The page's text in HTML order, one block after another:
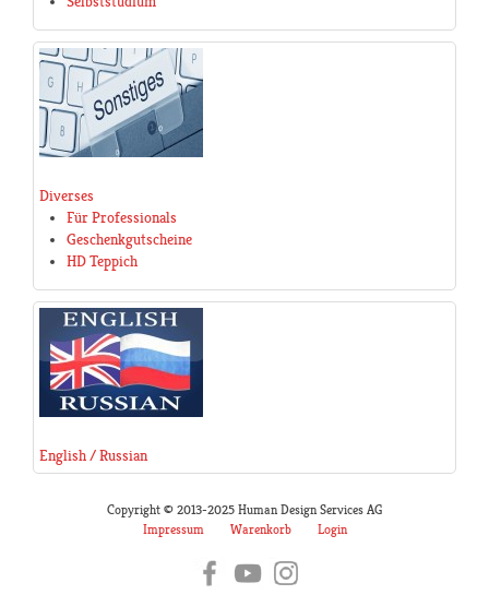
Diverses
Für Professionals
Geschenkgutscheine
HD Teppich
English / Russian
Copyright © 2013-2025 Human Design Services AG
Impressum
Warenkorb Login